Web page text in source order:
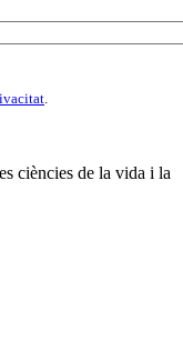
.
ciències de la vida i la